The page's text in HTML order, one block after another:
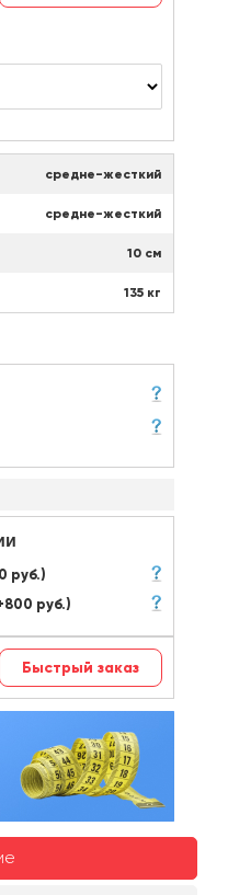
средне-жесткий
средне-жесткий
10 см
135 кг
руб.)
руб.)
Быстрый заказ